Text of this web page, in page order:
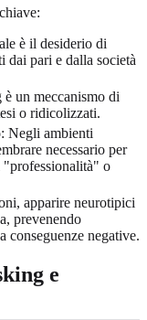
è il desiderio di
dai pari e dalla società
è un meccanismo di
o ridicolizzati.
: Negli ambienti
necessario per
"professionalità" o
apparire neurotipici
prevenendo
conseguenze negative.
e